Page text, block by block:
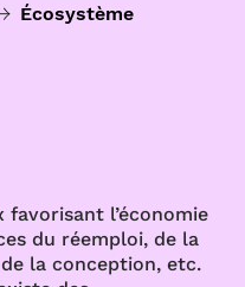
Écosystème
l’économie
du réemploi, de la
la conception, etc.